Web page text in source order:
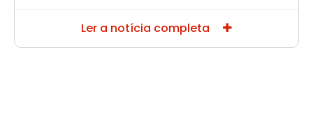
Ler a notícia completa